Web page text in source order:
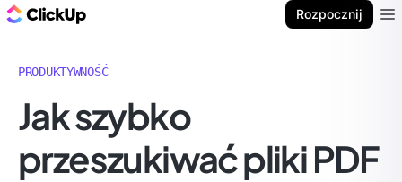
Rozpocznij
PRODUKTYWNOŚĆ
Jak szybko
przeszukiwać pliki PDF